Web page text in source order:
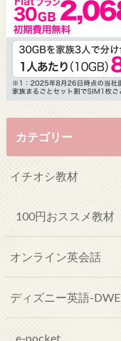
カテゴリー
イチオシ教材
100円おススメ教材
オンライン英会話
ディズニー英語-DWE
e-pocket